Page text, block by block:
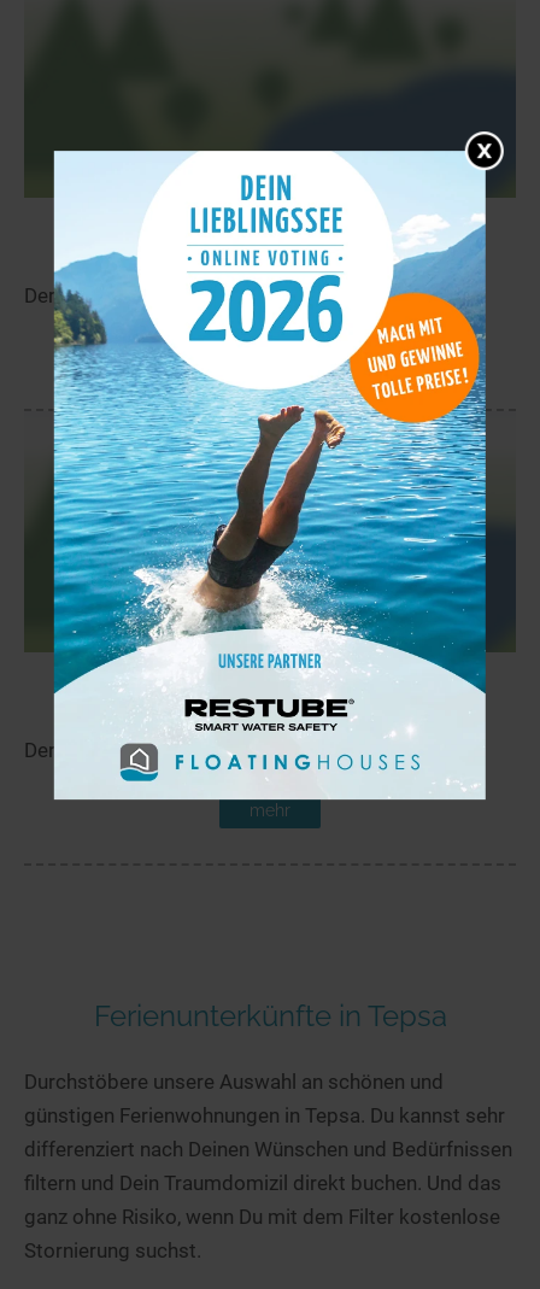
Säynäjäjärvi 11,6 km
Der Säynäjäjärvi liegt in der Nähe von Pitkäkumpu.
Lomajärvi 12,2 km
Der Lomajärvi liegt in der Nähe von Pitkäkumpu.
mehr
Ferienunterkünfte in Tepsa
Durchstöbere unsere Auswahl an schönen und
günstigen Ferienwohnungen in Tepsa. Du kannst sehr
differenziert nach Deinen Wünschen und Bedürfnissen
filtern und Dein Traumdomizil direkt buchen. Und das
ganz ohne Risiko, wenn Du mit dem Filter kostenlose
Stornierung suchst.